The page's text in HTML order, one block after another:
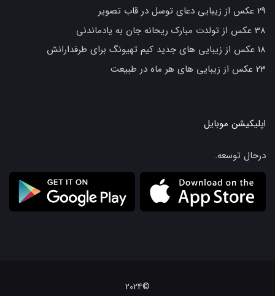
29 عکس از زیبایی دعای توسل در قاب تصویر
38 عکس از تولدت مبارک ریحانه جان به یادماندنی
18 عکس از زیبایی های جدید کیم تهیونگ برای طرفدارانش
23 عکس از زیبایی های هر ماه در طبیعت
اپلیکیشن موبایل
درحال توسعه.
©2024